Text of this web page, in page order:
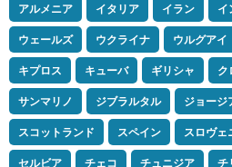
アルメニア
イタリア イラン イ
ウェールズ
ウクライナ ウルグアイ
キプロス
キューバ ギリシャ ク
サンマリノ
ジブラルタル ジョージ
スコットランド
スペイン スロヴェ
セルビア
チェコ チュニジア チ